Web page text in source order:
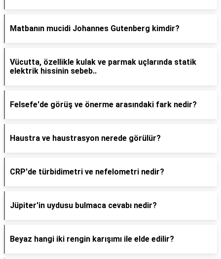
Matbanın mucidi Johannes Gutenberg kimdir?
Vücutta, özellikle kulak ve parmak uçlarında statik
elektrik hissinin sebeb..
Felsefe'de görüş ve önerme arasındaki fark nedir?
Haustra ve haustrasyon nerede görülür?
CRP'de türbidimetri ve nefelometri nedir?
Jüpiter'in uydusu bulmaca cevabı nedir?
Beyaz hangi iki rengin karışımı ile elde edilir?